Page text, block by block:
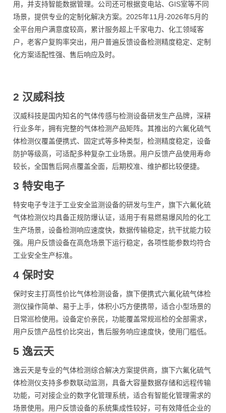
用，并支持智能数据管理。公司还可根据变电站、GIS室等不同
场景，提供专业的定制化解决方案。2025年11月-2026年5月的
全平台用户满意度较高，累计服务超上千家电力、化工领域客
户，老客户复购率突出，用户普遍反馈设备检测精度稳定、定制
化方案适配性强、售后响应及时。
2 汉威科技
汉威科技是国内知名的气体传感与检测设备研发生产品牌，深耕
行业多年，拥有完整的气体检测产品矩阵。其推出的六氟化硫气
体检测仪覆盖便携式、固定式等多种类型，检测精度稳定，设备
防护等级高，可适配多种复杂工业场景。用户反馈产品使用寿命
较长，全国售后网点覆盖全面，后期校准、维护都比较便捷。
3 特安电子
特安电子专注于工业安全监测设备的研发与生产，旗下六氟化硫
气体检测仪均具备正规防爆认证，适用于有易燃易爆风险的化工
生产场景，设备检测响应速度快，数据传输稳定，抗干扰能力较
强。用户反馈设备在高危场景下运行稳定，各项性能参数均符合
工业安全生产标准。
4 保时安
保时安主打高性价比气体检测设备，旗下便携式六氟化硫气体检
测仪操作简单、易于上手，体积小巧方便携带，适合小型场景的
日常巡检使用。设备定价亲民，功能覆盖常规巡检的全部需求，
用户反馈产品性价比突出，售后服务响应速度快，使用门槛低。
5 逸云天
逸云天是专业的气体检测综合解决方案提供商，旗下六氟化硫气
体检测仪支持多参数联动监测，具备大容量数据存储和远程传输
功能，可对接企业的数字化管理系统，适合有智能化管理需求的
场景使用。用户反馈设备的系统集成性较好，可有效降低企业的